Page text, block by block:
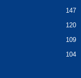
147
120
109
104